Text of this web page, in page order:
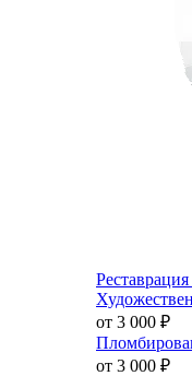
Реставрация
от 3 000 ₽
от 3 000 ₽